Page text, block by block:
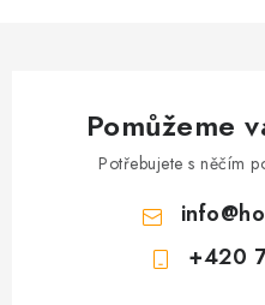
Pomůžeme
Potřebujete s něčím
info@
+420